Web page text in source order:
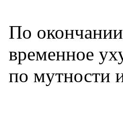
По
временное
по мутности